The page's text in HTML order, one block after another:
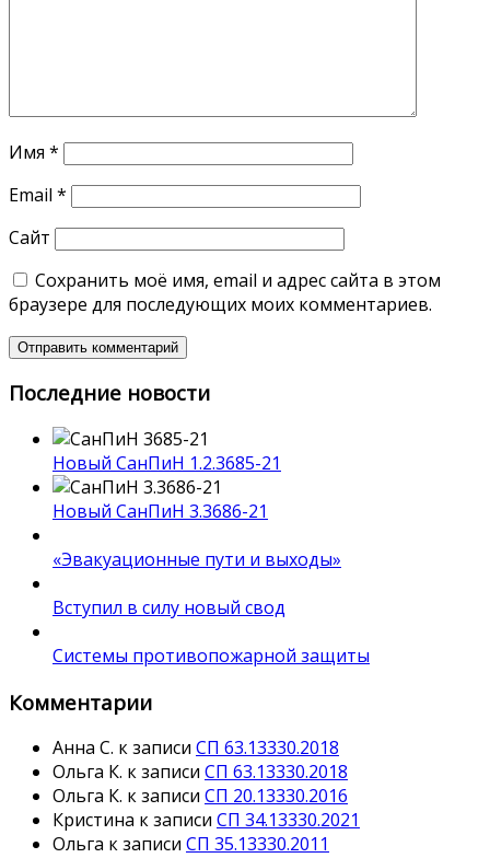
Имя *
Email *
Сайт
Сохранить моё имя, email и адрес сайта в этом
браузере для последующих моих комментариев.
Последние новости
Новый СанПиН 1.2.3685-21
Новый СанПиН 3.3686-21
«Эвакуационные пути и выходы»
Вступил в силу новый свод
Системы противопожарной защиты
Комментарии
Анна С. к записи СП 63.13330.2018
Ольга К. к записи СП 63.13330.2018
Ольга К. к записи СП 20.13330.2016
Кристина к записи СП 34.13330.2021
Ольга к записи СП 35.13330.2011